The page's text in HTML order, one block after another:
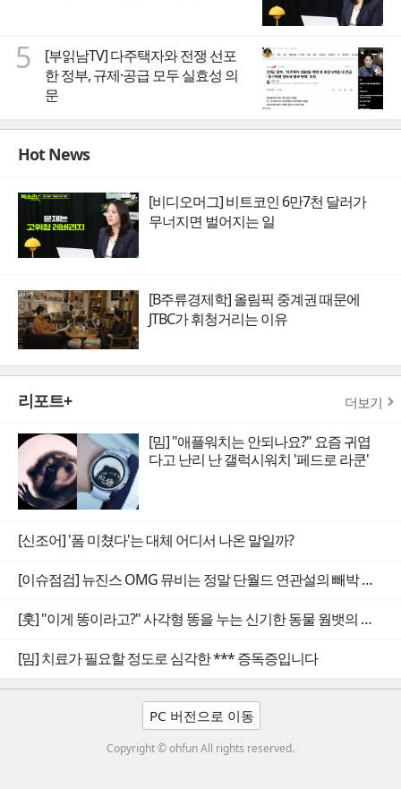
5
[부읽남TV] 다주택자와 전쟁 선포
한 정부, 규제·공급 모두 실효성 의
문
Hot News
[비디오머그] 비트코인 6만7천 달러가
무너지면 벌어지는 일
[B주류경제학] 올림픽 중계권 때문에
JTBC가 휘청거리는 이유
리포트+ 더보기
[밈] "애플워치는 안되나요?" 요즘 귀엽
다고 난리 난 갤럭시워치 '페드로 라쿤'
[신조어] '폼 미쳤다'는 대체 어디서 나온 말일까?
[이슈점검] 뉴진스 OMG 뮤비는 정말 단월드 연관설의 빼박 증거일까
[훗] "이게 똥이라고?" 사각형 똥을 누는 신기한 동물 웜뱃의 비밀
[밈] 치료가 필요할 정도로 심각한 *** 증독증입니다
PC 버전으로 이동
Copyright © ohfun All rights reserved.